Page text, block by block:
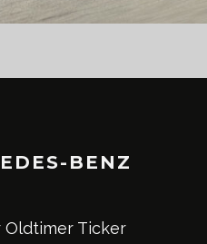
BENZ
Oldtimer Ticker